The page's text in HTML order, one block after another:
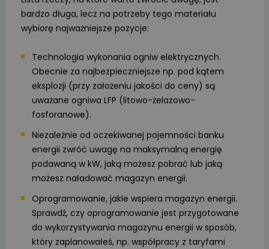
bardzo długa, lecz na potrzeby tego materiału
wybiorę najważniejsze pozycje:
Technologia wykonania ogniw elektrycznych.
Obecnie za najbezpieczniejsze np. pod kątem
eksplozji (przy założeniu jakości do ceny) są
uważane ogniwa LFP (litowo-żelazowo-
fosforanowe).
Niezależnie od oczekiwanej pojemności banku
energii zwróć uwagę na maksymalną energię
podawaną w kW, jaką możesz pobrać lub jaką
możesz naładować magazyn energii.
Oprogramowanie, jakie wspiera magazyn energii.
Sprawdź, czy oprogramowanie jest przygotowane
do wykorzystywania magazynu energii w sposób,
który zaplanowałeś, np. współpracy z taryfami